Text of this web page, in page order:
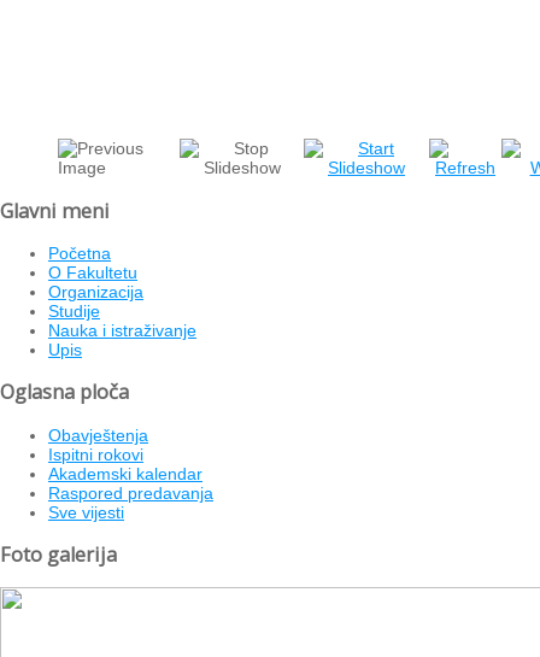
Glavni meni
Početna
O Fakultetu
Organizacija
Studije
Nauka i istraživanje
Upis
Oglasna ploča
Obavještenja
Ispitni rokovi
Akademski kalendar
Raspored predavanja
Sve vijesti
Foto galerija